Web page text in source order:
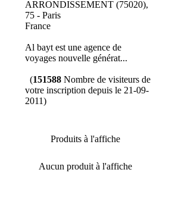
ARRONDISSEMENT (75020),
75 - Paris
France
Al bayt est une agence de
voyages nouvelle générat...
(151588Nombre de visiteurs de
votre inscription depuis le 21-09-
2011)
Produits à l'affiche
Aucun produit à l'affiche